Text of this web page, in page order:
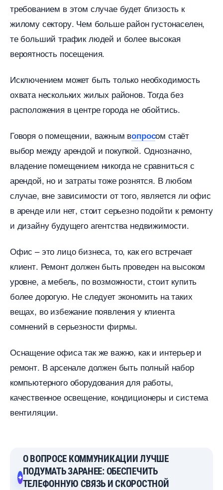
требованием в этом случае будет близость к
жилому сектору. Чем больше район густонаселен,
те больший трафик людей и более высокая
ероятность посещения.
Исключением может быть только необходимость
охвата нескольких жилых районов. Тогда без
расположения в центре города не обойтись.
Говоря о помещении, важнымопросом стаёт
ыбор между арендой и покупкой. Однозначно,
ладение помещением никогда не сравниться с
арендой, но и затраты тоже рознятся. В любом
случае, вне зависимости от того, является ли офис
аренде или нет, стоит серьезно подойти к ремонту
и дизайну будущего агентства недвижимости.
Офис – это лицо бизнеса, то, как его встречает
клиент. Ремонт должен быть проведен на высоком
уровне, а мебель, по возможности, стоит купить
олее дорогую. Не следует экономить на таких
ещах, во избежание появления у клиента
сомнений в серьезности фирмы.
Оснащение офиса так же важно, как и интерьер и
ремонт. В арсенале должен быть полный набор
компьютерного оборудования для работы,
качественное освещение, кондиционеры и система
ентиляции.
О ВОПРОСЕ КОММУНИКАЦИИ ЛУЧШЕ
ПОДУМАТЬ ЗАРАНЕЕ: ОБЕСПЕЧИТЬ
ТЕЛЕФОННУЮ СВЯЗЬ И СКОРОСТНОЙ